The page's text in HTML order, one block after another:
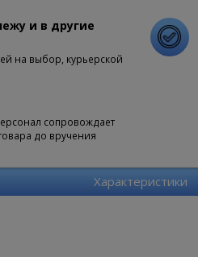
и в другие
на выбор, курьерской
сопровождает
до вручения
Характеристики